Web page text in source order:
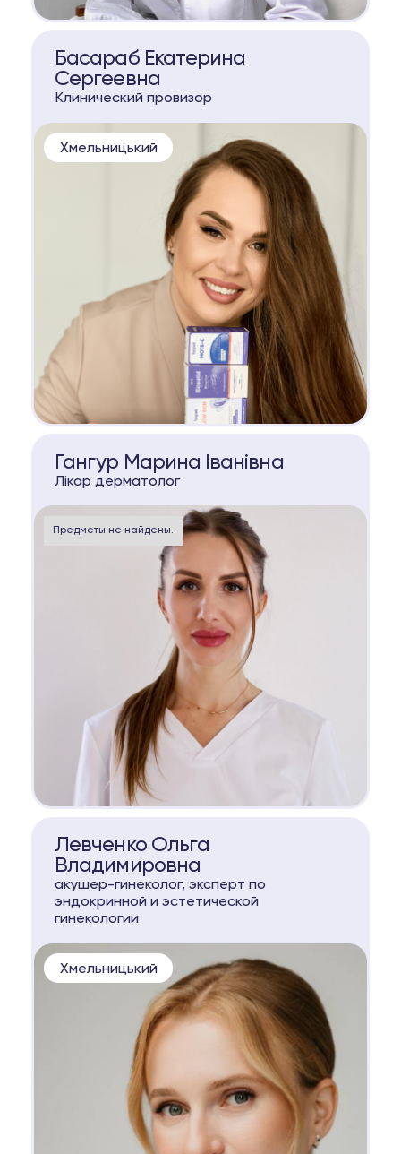
Басараб Екатерина
Сергеевна
Клинический провизор
Хмельницький
Гангур Марина Іванівна
Лікар дерматолог
Предметы не найдены.
Левченко Ольга
Владимировна
акушер-гинеколог, эксперт по
эндокринной и эстетической
гинекологии
Хмельницький